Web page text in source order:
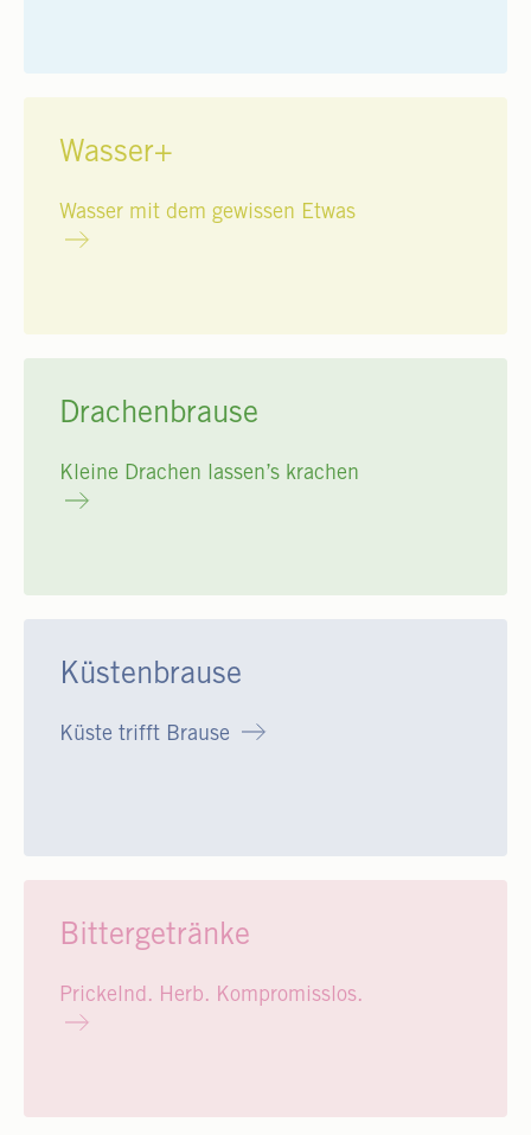
Wasser+
Wasser mit dem gewissen Etwas
Drachenbrause
Kleine Drachen lassen’s krachen
Küstenbrause
Küste trifft Brause
Bittergetränke
Prickelnd. Herb. Kompromisslos.